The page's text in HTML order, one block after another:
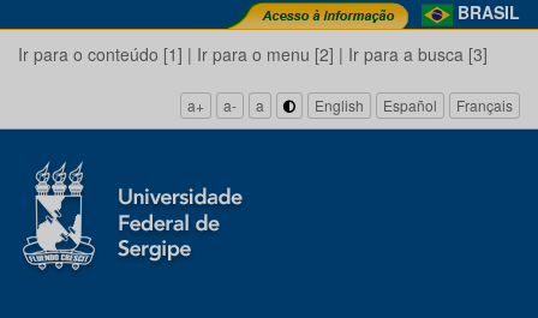
BRASIL
Ir para o conteúdo [1] | Ir para o menu [2] | Ir para a busca [3]
a+ a- a English Español Français